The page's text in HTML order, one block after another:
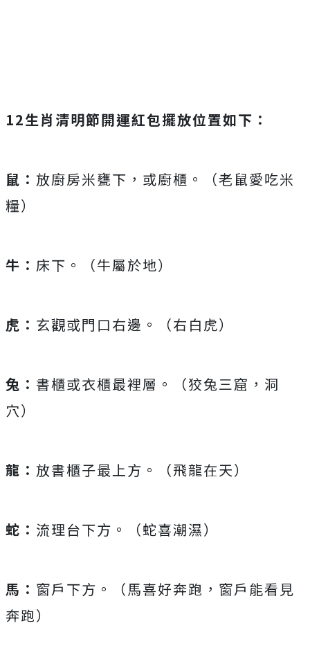
12生肖清明節開運紅包擺放位置如下：
鼠： 放廚房米甕下，或廚櫃。（老鼠愛吃米
糧）
牛： 床下。（牛屬於地）
虎： 玄觀或門口右邊。（右白虎）
兔： 書櫃或衣櫃最裡層。（狡兔三窟，洞
穴）
龍： 放書櫃子最上方。（飛龍在天）
蛇： 流理台下方。（蛇喜潮濕）
馬： 窗戶下方。（馬喜好奔跑，窗戶能看見
奔跑）